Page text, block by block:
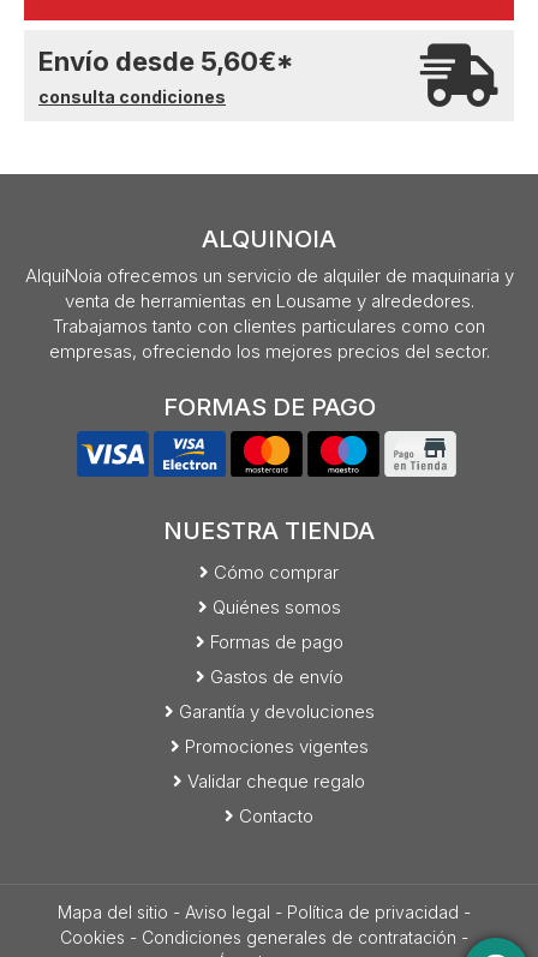
Envío desde 5,60€*
consulta condiciones
ALQUINOIA
AlquiNoia ofrecemos un servicio de alquiler de maquinaria y
venta de herramientas en Lousame y alrededores.
Trabajamos tanto con clientes particulares como con
empresas, ofreciendo los mejores precios del sector.
FORMAS DE PAGO
NUESTRA TIENDA
Cómo comprar
Quiénes somos
Formas de pago
Gastos de envío
Garantía y devoluciones
Promociones vigentes
Validar cheque regalo
Contacto
Mapa del sitio - Aviso legal - Política de privacidad -
Cookies - Condiciones generales de contratación -